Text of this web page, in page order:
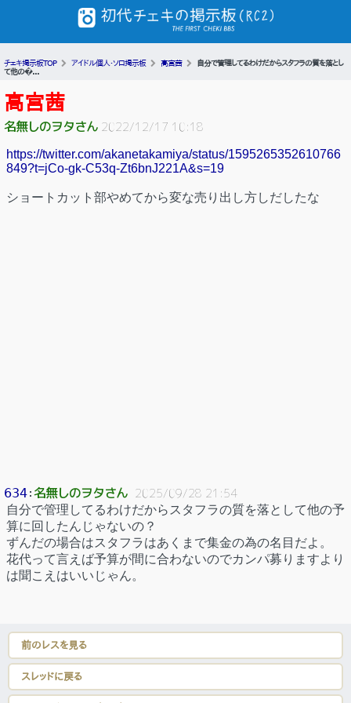
チェキ掲示板TOP アイドル個人・ソロ掲示板 高宮茜
自分で管理してるわけだからスタフラの質を落とし
て他の�...
高宮茜
名無しのヲタさん 2022/12/17 10:18
https://twitter.com/akanetakamiya/status/1595265352610766
849?t=jCo-gk-C53q-Zt6bnJ221A&s=19
ショートカット部やめてから変な売り出し方しだしたな
634：名無しのヲタさん 2025/09/28 21:54
自分で管理してるわけだからスタフラの質を落として他の予
算に回したんじゃないの？
ずんだの場合はスタフラはあくまで集金の為の名目だよ。
花代って言えば予算が間に合わないのでカンパ募りますより
は聞こえはいいじゃん。
前のレスを見る
スレッドに戻る